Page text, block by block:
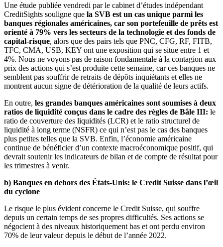
Une étude publiée vendredi par le cabinet d’études indépendant
CreditSights souligne que la SVB est un cas unique parmi les
banques régionales américaines, car son portefeuille de prêts est
orienté à 79% vers les secteurs de la technologie et des fonds de
capital-risque, alors que des pairs tels que PNC, CFG, RF, FITB,
TFC, CMA, USB, KEY ont une exposition qui se situe entre 1 et
4%. Nous ne voyons pas de raison fondamentale à la contagion aux
prix des actions qui s’est produite cette semaine, car ces banques ne
semblent pas souffrir de retraits de dépôts inquiétants et elles ne
montrent aucun signe de détérioration de la qualité de leurs actifs.
En outre, les grandes banques américaines sont soumises à deux
ratios de liquidité conçus dans le cadre des règles de Bâle III: le
ratio de couverture des liquidités (LCR) et le ratio structurel de
liquidité à long terme (NSFR) ce qui n’est pas le cas des banques
plus petites telles que la SVB. Enfin, l’économie américaine
continue de bénéficier d’un contexte macroéconomique positif, qui
devrait soutenir les indicateurs de bilan et de compte de résultat pour
les trimestres à venir.
b) Banques en dehors des États-Unis: le Credit Suisse dans l’œil
du cyclone
Le risque le plus évident concerne le Credit Suisse, qui souffre
depuis un certain temps de ses propres difficultés. Ses actions se
négocient à des niveaux historiquement bas et ont perdu environ
70% de leur valeur depuis le début de l’année 2022.